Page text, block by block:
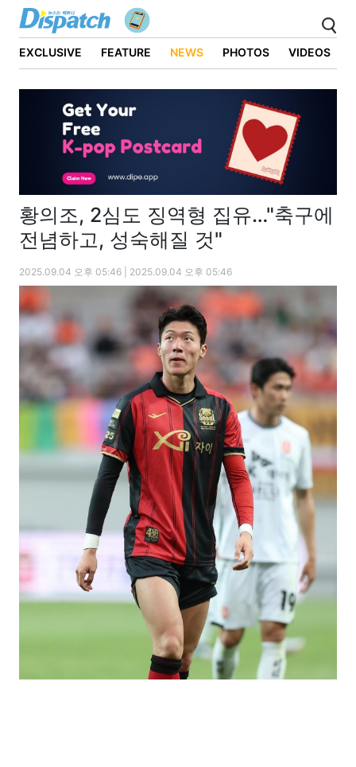
EXCLUSIVE FEATURE NEWS PHOTOS VIDEOS
황의조, 2심도 징역형 집유…"축구에
전념하고, 성숙해질 것"
2025.09.04 오후 05:46 | 2025.09.04 오후 05:46